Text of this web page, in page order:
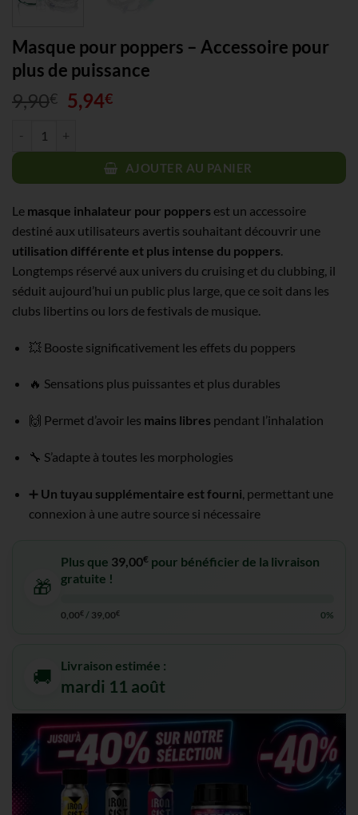
Masque pour poppers – Accessoire pour
plus de puissance
9,90€ Le
initial
était :
9,90€.
5,94€Le
est :
5,94€.
AJOUTER AU PANIER
Le masque inhalateur pour poppers est un accessoire
destiné aux utilisateurs avertis souhaitant découvrir une
utilisation différente et plus intense du poppers
Longtemps réservé aux univers du cruising et du clubbing, il
séduit aujourd’hui un public plus large, que ce soit dans les
clubs libertins ou lors de festivals de musique.
💥 Booste significativement les effets du poppers
🔥 Sensations plus puissantes et plus durables
🙌 Permet d’avoir les mains libres pendant l’inhalation
🔧 S’adapte à toutes les morphologies
➕ Un tuyau supplémentaire est fourni , permettant une
connexion à une autre source si nécessaire
🎁
Plus que 39,00€ pour bénéficier de la livraison
gratuite !
0,00€ / 39,00€ 0%
🚚 Livraison estimée :
mardi 11 août